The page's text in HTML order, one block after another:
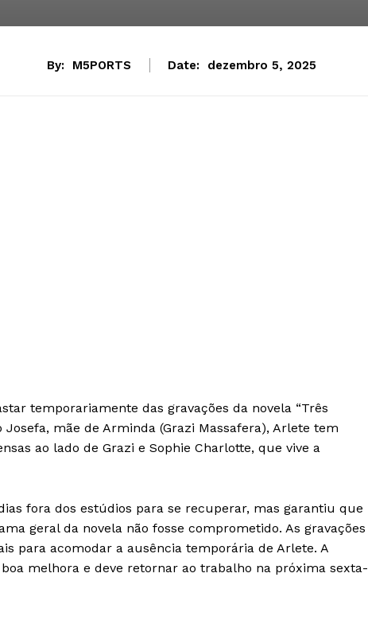
sobre
Artificial
M5PORTS
Sobre Nós
By: M5PORTS Date: dezembro 5, 2025
temporariamente das gravações da novela “Três
mãe de Arminda (Grazi Massafera), Arlete tem
ao lado de Grazi e Sophie Charlotte, que vive a
fora dos estúdios para se recuperar, mas garantiu que
geral da novela não fosse comprometido. As gravações
para acomodar a ausência temporária de Arlete. A
melhora e deve retornar ao trabalho na próxima sexta-